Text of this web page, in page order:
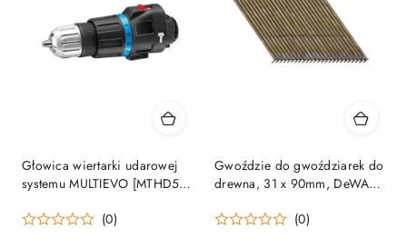
Głowica wiertarki udarowej
systemu MULTIEVO [MTHD5-
(0)
Gwoździe do gwoździarek do
drewna, 31 x 90mm, DeWALT
(0)